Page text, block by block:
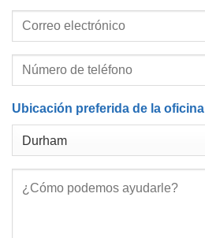
Ubicación preferida de la oficina